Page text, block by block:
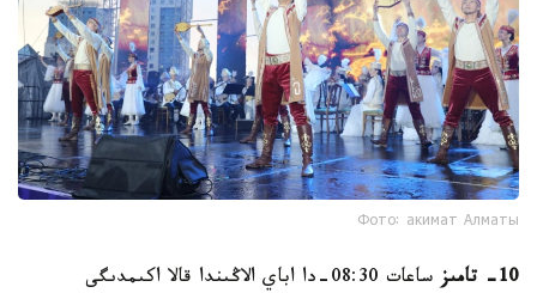
Фото: акимат Алматы
10- تامىز ساعات 08:30-دا اباي الاڭىندا قالا اكىمدىگى